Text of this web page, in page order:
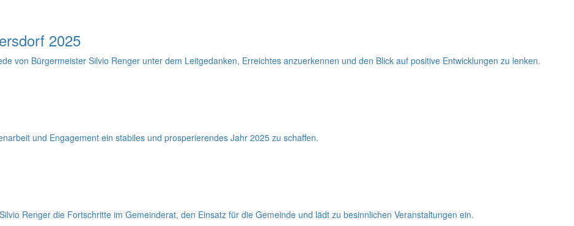
2025
von Bürgermeister Silvio Renger unter dem Leitgedanken, Erreichtes anzuerkennen und den Blick auf positive Entwicklungen zu lenken.
und Engagement ein stabiles und prosperierendes Jahr 2025 zu schaffen.
Renger die Fortschritte im Gemeinderat, den Einsatz für die Gemeinde und lädt zu besinnlichen Veranstaltungen ein.